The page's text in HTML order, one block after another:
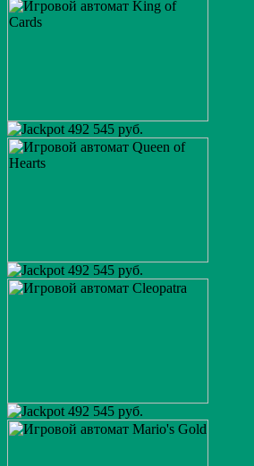
492 545 руб.
492 545 руб.
492 545 руб.